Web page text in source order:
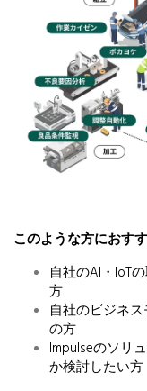
このような方におす
自社のAI・IoT
方
自社のビジネ
の方
Impulseのソリ
か検討したい方